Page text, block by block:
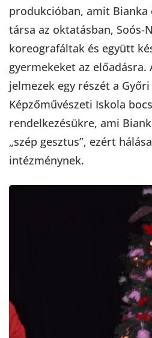
produkcióban, amit Bianka
társa az oktatásban, Soós-
koreografáltak és együtt
gyermekeket az előadásra.
jelmezek egy részét a Győri
Képzőművészeti Iskola
rendelkezésükre, ami
„szép gesztus”, ezért
intézménynek.